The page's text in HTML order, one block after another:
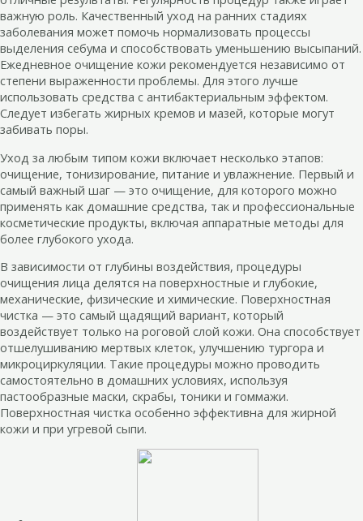
важную роль. Качественный уход на ранних стадиях
заболевания может помочь нормализовать процессы
выделения себума и способствовать уменьшению высыпаний.
Ежедневное очищение кожи рекомендуется независимо от
степени выраженности проблемы. Для этого лучше
использовать средства с антибактериальным эффектом.
Следует избегать жирных кремов и мазей, которые могут
забивать поры.
Уход за любым типом кожи включает несколько этапов:
очищение, тонизирование, питание и увлажнение. Первый и
самый важный шаг — это очищение, для которого можно
применять как домашние средства, так и профессиональные
косметические продукты, включая аппаратные методы для
более глубокого ухода.
В зависимости от глубины воздействия, процедуры
очищения лица делятся на поверхностные и глубокие,
механические, физические и химические. Поверхностная
чистка — это самый щадящий вариант, который
воздействует только на роговой слой кожи. Она способствует
отшелушиванию мертвых клеток, улучшению тургора и
микроциркуляции. Такие процедуры можно проводить
самостоятельно в домашних условиях, используя
пастообразные маски, скрабы, тоники и гоммажи.
Поверхностная чистка особенно эффективна для жирной
кожи и при угревой сыпи.